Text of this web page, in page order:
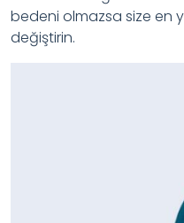
bedeni olmazsa size en
değiştirin.